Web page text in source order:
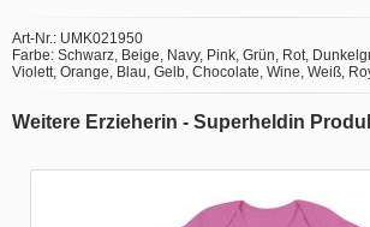
Art-Nr.: UMK021950
Farbe: Schwarz, Beige, Navy, Pink, Grün, Rot,
Violett, Orange, Blau, Gelb, Chocolate, Wine, Weiß,
Weitere Erzieherin - Superheldin